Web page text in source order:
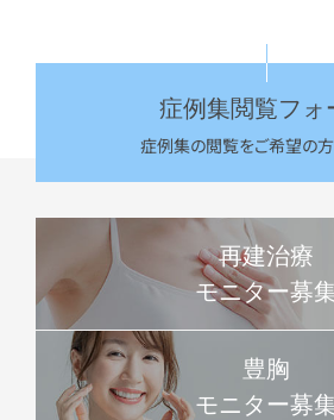
症例集閲覧フォ
症例集の閲覧をご希望の
再建治療
モニター募
豊胸
モニター募